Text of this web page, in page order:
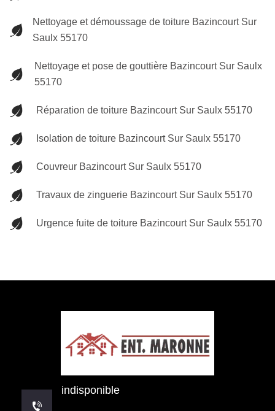
Nettoyage et démoussage de toiture Bazincourt Sur
Saulx 55170
Nettoyage et pose de gouttière Bazincourt Sur Saulx
55170
Réparation de toiture Bazincourt Sur Saulx 55170
Isolation de toiture Bazincourt Sur Saulx 55170
Couvreur Bazincourt Sur Saulx 55170
Travaux de zinguerie Bazincourt Sur Saulx 55170
Urgence fuite de toiture Bazincourt Sur Saulx 55170
indisponible